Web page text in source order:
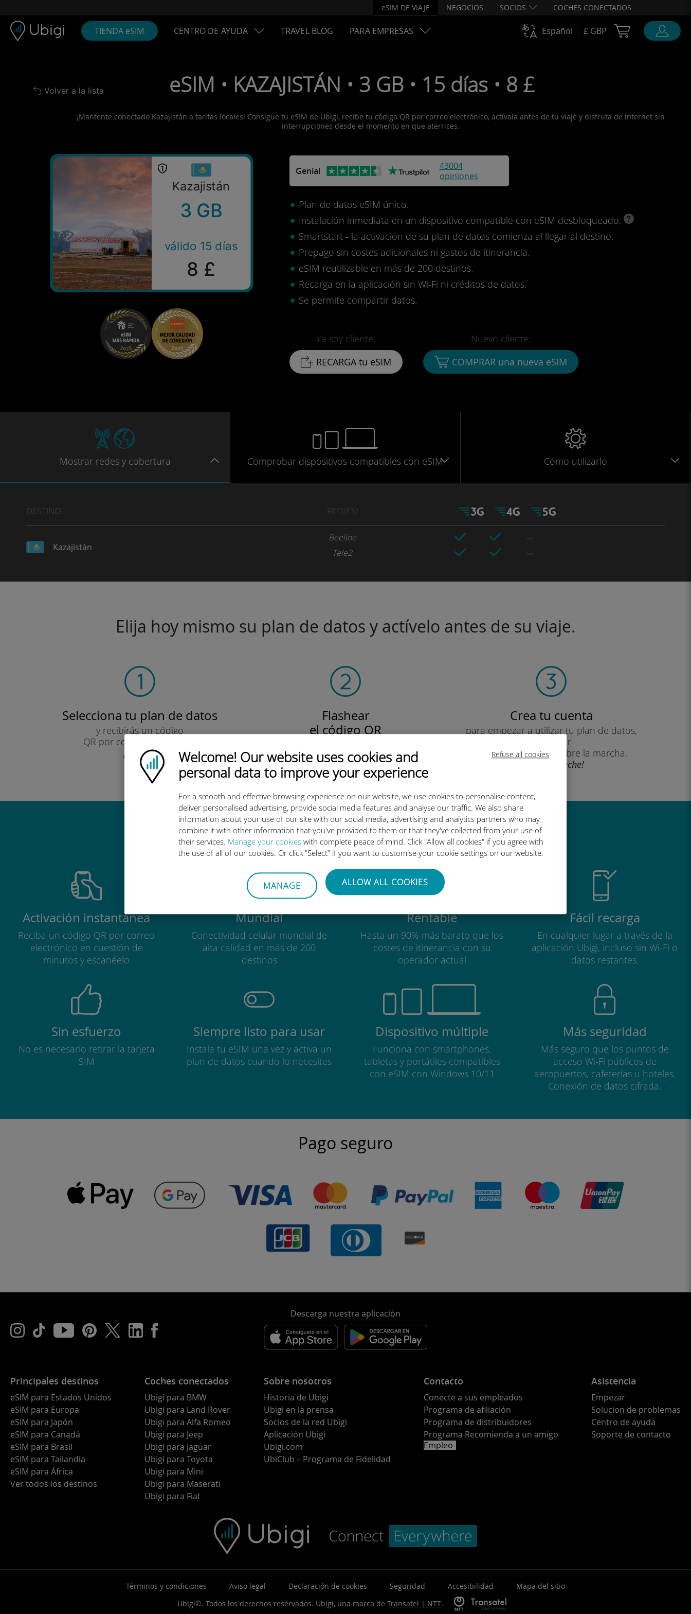
Refuse all cookies
Ubigi logo
Welcome! Our website uses cookies and
personal data to improve your experience
For a smooth and effective browsing experience on our website, we use cookies to personalise content,
deliver personalised advertising, provide social media features and analyse our traffic. We also share
information about your use of our site with our social media, advertising and analytics partners who may
combine it with other information that you've provided to them or that they've collected from your use of
their services. Manage your cookies with complete peace of mind. Click "Allow all cookies" if you agree with
the use of all of our cookies. Or click "Select" if you want to customise your cookie settings on our website.
MANAGE ALLOW ALL COOKIES
eSIM DE VIAJE NEGOCIOS SOCIOS COCHES CONECTADOS
TIENDA eSIM CENTRO DE AYUDA TRAVEL BLOG PARA EMPRESAS Español £ GBP Cart Ubigi
Back to list
Volver a la lista eSIM • KAZAJISTÁN • 3 GB • 15 días • 8 £
¡Mantente conectado Kazajistán a tarifas locales! Consigue tu eSIM de Ubigi, recibe tu código QR por correo electrónico, actívala antes de tu viaje y disfruta de internet sin
interrupciones desde el momento en que aterrices.
Kazajistán
3 GB
válido 15 días
8 £
Genial
43004
opiniones
Plan de datos eSIM único.
Instalación inmediata en un dispositivo compatible con eSIM desbloqueado.
Smartstart - la activación de su plan de datos comienza al llegar al destino.
Prepago sin costes adicionales ni gastos de itinerancia.
eSIM reutilizable en más de 200 destinos.
Recarga en la aplicación sin Wi-Fi ni créditos de datos.
Se permite compartir datos.
Ya soy cliente:
RECARGA tu eSIM
Nuevo cliente:
COMPRAR una nueva eSIM
Mostrar redes y cobertura Comprobar dispositivos compatibles con eSIM Cómo utilizarlo
DESTINO RED(ES)
Kazajistán
Beeline
Tele2
Elija hoy mismo su plan de datos y actívelo antes de su viaje.
Selecciona tu plan de datos
y recibirás un código
QR por correo electrónico.
¡Rápido!
Flashear
el código QR
e instalar la Ubigi eSIM.
¡Simple!
Crea tu cuenta
para empezar a utilizar tu plan de datos,
consultar
tu saldo y recargar sobre la marcha.
¡Que aproveche!
Por qué es tan buena la eSIM internacional de Ubigi
Activación instantánea
Reciba un código QR por correo
electrónico en cuestión de
minutos y escanéelo
Mundial
Conectividad celular mundial de
alta calidad en más de 200
destinos
Rentable
Hasta un 90% más barato que los
costes de itinerancia con su
operador actual
Fácil recarga
En cualquier lugar a través de la
aplicación Ubigi, incluso sin Wi-Fi o
datos restantes.
Sin esfuerzo
No es necesario retirar la tarjeta
SIM
Siempre listo para usar
Instala tu eSIM una vez y activa un
plan de datos cuando lo necesites
Dispositivo múltiple
Funciona con smartphones,
tabletas y portátiles compatibles
con eSIM con Windows 10/11
Más seguridad
Más seguro que los puntos de
acceso Wi-Fi públicos de
aeropuertos, cafeterías u hoteles.
Conexión de datos cifrada.
Pago seguro
Descarga nuestra aplicación
Principales destinos
eSIM para Estados Unidos
eSIM para Europa
eSIM para Japón
eSIM para Canadá
eSIM para Brasil
eSIM para Tailandia
eSIM para África
Ver todos los destinos
Coches conectados
Ubigi para BMW
Ubigi para Land Rover
Ubigi para Alfa Romeo
Ubigi para Jeep
Ubigi para Jaguar
Ubigi para Toyota
Ubigi para Mini
Ubigi para Maserati
Ubigi para Fiat
Sobre nosotros
Historia de Ubigi
Ubigi en la prensa
Socios de la red Ubigi
Aplicación Ubigi
Ubigi.com
UbiClub – Programa de Fidelidad
Contacto
Conecte a sus empleados
Programa de afiliación
Programa de distribuidores
Programa Recomienda a un amigo
Empleo
Asistencia
Empezar
Solucion de problemas
Centro de ayuda
Soporte de contacto
Términos y condiciones Aviso legal Declaración de cookies Seguridad Accesibilidad
Mapa del sitio
Ubigi©. Todos los derechos reservados. Ubigi, una marca deTransatel | NTT.